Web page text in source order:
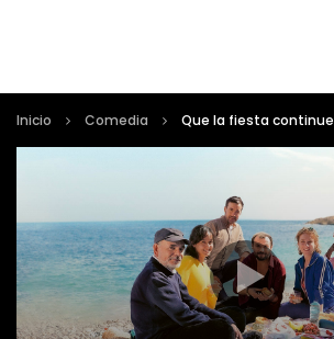
Inicio Comedia Que la fiesta continue